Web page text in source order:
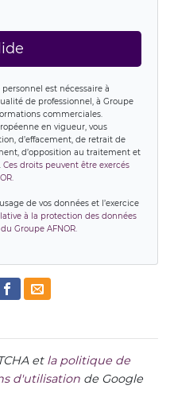
est nécessaire à
de professionnel, à Groupe
commerciales.
en vigueur, vous
d’effacement, de retrait de
d’opposition au traitement et
Ces droits peuvent être exercés
de vos données et l’exercice
à la protection des données
Groupe AFNOR.
et la politique de
d'utilisation de Google